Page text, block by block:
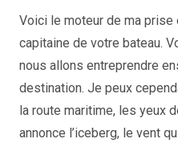
Voici le moteur de ma prise
capitaine de votre bateau.
nous allons entreprendre
destination. Je peux
la route maritime, les yeux
annonce l’iceberg, le vent